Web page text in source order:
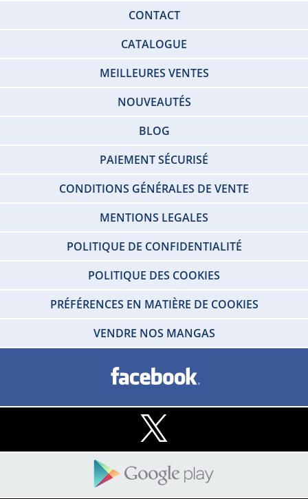
CONTACT
CATALOGUE
MEILLEURES VENTES
NOUVEAUTÉS
BLOG
PAIEMENT SÉCURISÉ
CONDITIONS GÉNÉRALES DE VENTE
MENTIONS LEGALES
POLITIQUE DE CONFIDENTIALITÉ
POLITIQUE DES COOKIES
PRÉFÉRENCES EN MATIÈRE DE COOKIES
VENDRE NOS MANGAS